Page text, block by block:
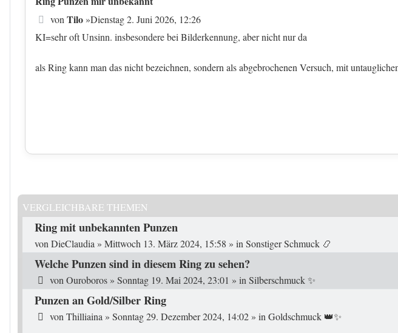
Beitrag
vonTilo»Dienstag 2. Juni 2026, 12:26
KI=sehr oft Unsinn. insbesondere bei Bilderkennung, aber nicht nur da
als Ring kann man das nicht bezeichnen, sondern als abgebrochenen Versuch, mit
VERGLEICHBARE THEMEN
Ring mit unbekannten Punzen
von DieClaudia » Mittwoch 13. März 2024, 15:58 » in Sonstiger Schmuck 📿
Welche Punzen sind in diesem Ring zu sehen?
von Ouroboros» Sonntag 19. Mai 2024, 23:01 » in Silberschmuck ✨
Punzen an Gold/Silber Ring
von Thilliaina » Sonntag 29. Dezember 2024, 14:02» in Goldschmuck 👑✨